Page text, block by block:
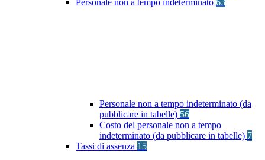
Personale non a tempo indeterminato 63
Personale non a tempo indeterminato (da
pubblicare in tabelle) 56
Costo del personale non a tempo
indeterminato (da pubblicare in tabelle) 7
Tassi di assenza 15